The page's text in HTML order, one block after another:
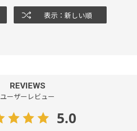
表示：新しい順
REVIEWS
ユーザーレビュー
5.0